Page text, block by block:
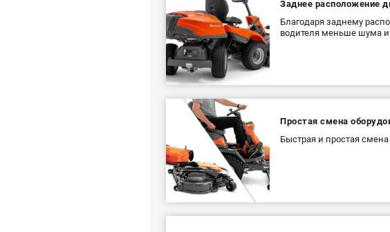
Заднее расположение
Благодаря заднему
водителя меньше шума и
Простая смена
Быстрая и простая